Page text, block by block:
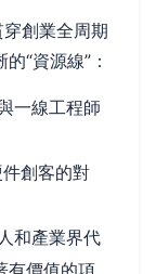
創業全周期
“資源線”：
一線工程師
創客的對
和產業界代